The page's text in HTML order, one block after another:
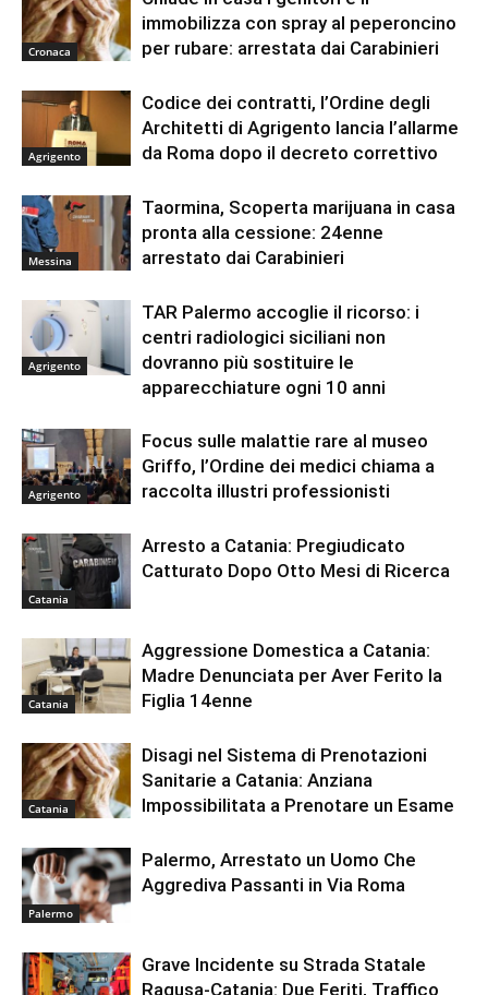
Cronaca
immobilizza con spray al peperoncino
per rubare: arrestata dai Carabinieri
Agrigento
Codice dei contratti, l’Ordine degli
Architetti di Agrigento lancia l’allarme
da Roma dopo il decreto correttivo
Messina
Taormina, Scoperta marijuana in casa
pronta alla cessione: 24enne
arrestato dai Carabinieri
Agrigento
TAR Palermo accoglie il ricorso: i
centri radiologici siciliani non
dovranno più sostituire le
apparecchiature ogni 10 anni
Agrigento
Focus sulle malattie rare al museo
Griffo, l’Ordine dei medici chiama a
raccolta illustri professionisti
Catania
Arresto a Catania: Pregiudicato
Catturato Dopo Otto Mesi di Ricerca
Catania
Aggressione Domestica a Catania:
Madre Denunciata per Aver Ferito la
Figlia 14enne
Catania
Disagi nel Sistema di Prenotazioni
Sanitarie a Catania: Anziana
Impossibilitata a Prenotare un Esame
Palermo
Palermo, Arrestato un Uomo Che
Aggrediva Passanti in Via Roma
Grave Incidente su Strada Statale
Ragusa-Catania: Due Feriti, Traffico